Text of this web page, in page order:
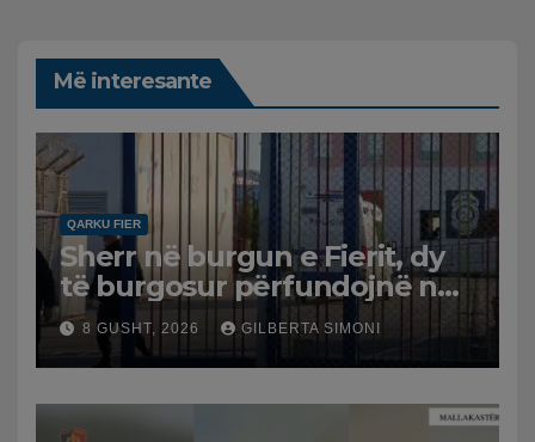
Më interesante
QARKU FIER
Sherr në burgun e Fierit, dy
të burgosur përfundojnë në
spital
8 GUSHT, 2026 GILBERTA SIMONI